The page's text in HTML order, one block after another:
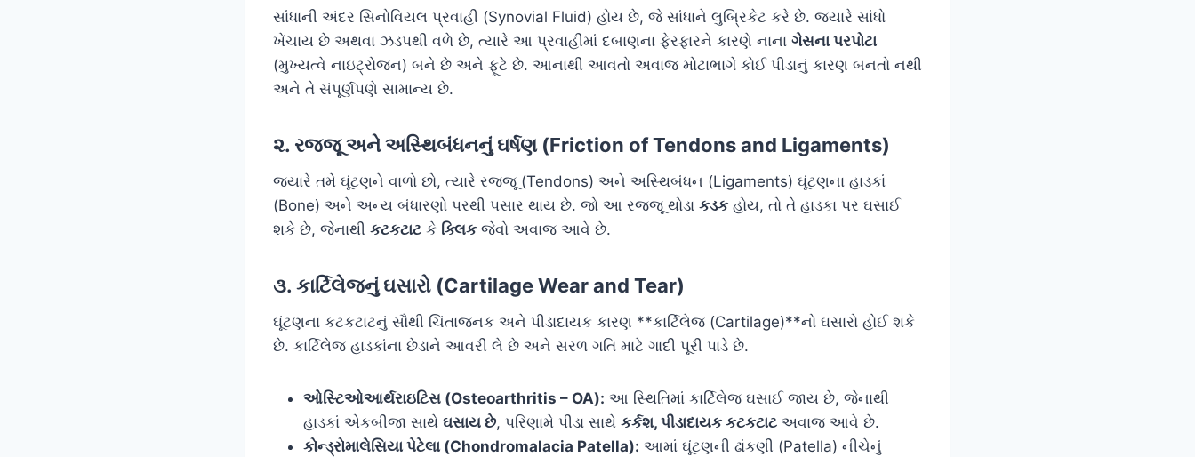
સાંધાની અંદર સિનોવિયલ પ્રવાહી (Synovial Fluid) હોય છે, જે સાંધાને લુબ્રિકેટ કરે છે. જ્યારે સાંધો
ખેંચાય છે અથવા ઝડપથી વળે છે, ત્યારે આ પ્રવાહીમાં દબાણના ફેરફારને કારણે નાના ગેસના પરપોટા
(મુખ્યત્વે નાઇટ્રોજન) બને છે અને ફૂટે છે. આનાથી આવતો અવાજ મોટાભાગે કોઈ પીડાનું કારણ બનતો નથી
અને તે સંપૂર્ણપણે સામાન્ય છે.
૨. રજ્જૂ અને અસ્થિબંધનનું ઘર્ષણ (Friction of Tendons and Ligaments)
જ્યારે તમે ઘૂંટણને વાળો છો, ત્યારે રજ્જૂ (Tendons) અને અસ્થિબંધન (Ligaments) ઘૂંટણના હાડકાં
(Bone) અને અન્ય બંધારણો પરથી પસાર થાય છે. જો આ રજ્જૂ થોડા કડક હોય, તો તે હાડકા પર ઘસાઈ
શકે છે, જેનાથી કટકટાટ કે ક્લિક જેવો અવાજ આવે છે.
૩. કાર્ટિલેજનું ઘસારો (Cartilage Wear and Tear)
ઘૂંટણના કટકટાટનું સૌથી ચિંતાજનક અને પીડાદાયક કારણ **કાર્ટિલેજ (Cartilage)**નો ઘસારો હોઈ શકે
છે. કાર્ટિલેજ હાડકાંના છેડાને આવરી લે છે અને સરળ ગતિ માટે ગાદી પૂરી પાડે છે.
ઓસ્ટિઓઆર્થરાઇટિસ (Osteoarthritis – OA): આ સ્થિતિમાં કાર્ટિલેજ ઘસાઈ જાય છે, જેનાથી
હાડકાં એકબીજા સાથે ઘસાય છે, પરિણામે પીડા સાથે કર્કશ, પીડાદાયક કટકટાટ અવાજ આવે છે.
કોન્ડ્રોમાલેસિયા પેટેલા (Chondromalacia Patella): આમાં ઘૂંટણની ઢાંકણી (Patella) નીચેનું